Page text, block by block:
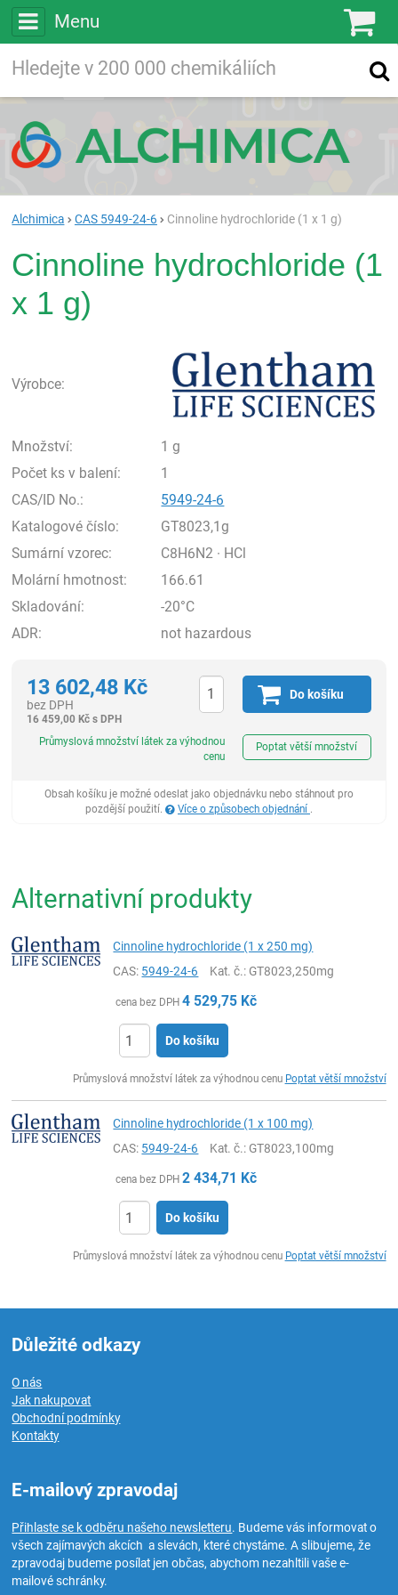
Menu
Vyhledávání
Alchimica CAS 5949-24-6 Cinnoline hydrochloride (1 x 1 g)
Cinnoline hydrochloride (1
x 1 g)
Výrobce:
Množství:
1 g
Počet ks v balení:
1
CAS/ID No.:
5949-24-6
Katalogové číslo:
GT8023,1g
Sumární vzorec:
C8H6N2 · HCl
Molární hmotnost:
166.61
Skladování:
-20°C
ADR:
not hazardous
13 602,48 Kč
bez DPH
16 459,00Kč s DPH
Do košíku
Průmyslová množství látek za výhodnou
cenu
Poptat větší množství
Obsah košíku je možné odeslat jako objednávku nebo stáhnout pro
pozdější použití.
Více o způsobech objednání .
Alternativní produkty
Cinnoline hydrochloride (1 x 250 mg)
CAS: 5949-24-6 Kat. č.: GT8023,250mg
cena bez DPH 4 529,75 Kč
Do košíku
Průmyslová množství látek za výhodnou cenu Poptat větší množství
Cinnoline hydrochloride (1 x 100 mg)
CAS: 5949-24-6 Kat. č.: GT8023,100mg
cena bez DPH 2 434,71 Kč
Do košíku
Průmyslová množství látek za výhodnou cenu Poptat větší množství
Důležité odkazy
O nás
Jak nakupovat
Obchodní podmínky
Kontakty
E-mailový zpravodaj
Přihlaste se k odběru našeho newsletteru. Budeme vás informovat o
všech zajímavých akcích a slevách, které chystáme. A slibujeme, že
zpravodaj budeme posílat jen občas, abychom nezahltili vaše e-
mailové schránky.